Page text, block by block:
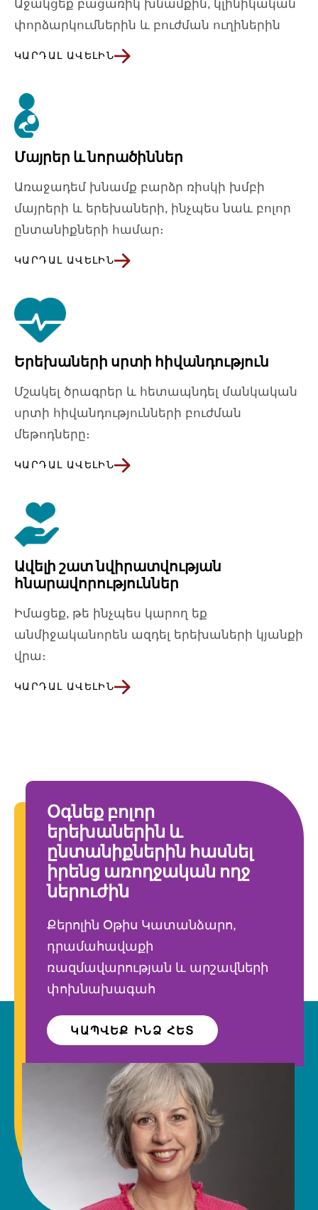
Աջակցեք բացառիկ խնամքին, կլինիկական
փորձարկումներին և բուժման ուղիներին
ԿԱՐԴԱԼ ԱՎԵԼԻՆ
Մայրեր և նորածիններ
Առաջադեմ խնամք բարձր ռիսկի խմբի
մայրերի և երեխաների, ինչպես նաև բոլոր
ընտանիքների համար։
ԿԱՐԴԱԼ ԱՎԵԼԻՆ
Երեխաների սրտի հիվանդություն
Մշակել ծրագրեր և հետապնդել մանկական
սրտի հիվանդությունների բուժման
մեթոդները։
ԿԱՐԴԱԼ ԱՎԵԼԻՆ
Ավելի շատ նվիրատվության
հնարավորություններ
Իմացեք, թե ինչպես կարող եք
անմիջականորեն ազդել երեխաների կյանքի
վրա։
ԿԱՐԴԱԼ ԱՎԵԼԻՆ
Օգնեք բոլոր
երեխաներին և
ընտանիքներին հասնել
իրենց առողջական ողջ
ներուժին
Քերոլին Օթիս Կատանձարո,
դրամահավաքի
ռազմավարության և արշավների
փոխնախագահ
ԿԱՊՎԵՔ ԻՆՁ ՀԵՏ